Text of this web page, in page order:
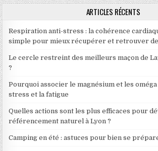
ARTICLES RÉCENTS
Respiration anti-stress : la cohérence
simple pour mieux récupérer et retrouver de
Le cercle restreint des meilleurs maçon de
?
Pourquoi associer le magnésium et les
stress et la fatigue
Quelles actions sont les plus efficaces pour
référencement naturel à Lyon ?
Camping en été : astuces pour bien se